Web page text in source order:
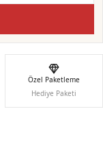
Özel Paketleme
Hediye Paketi